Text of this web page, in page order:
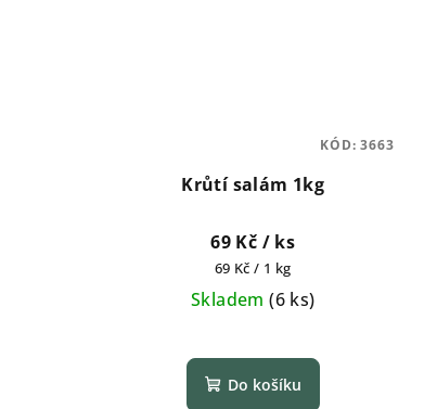
Krůtí salám 1kg
69 Kč / ks
Měrná
cena:
69 Kč / 1 kg
Skladem(6 ks)
Do košíku
KÓD:3663